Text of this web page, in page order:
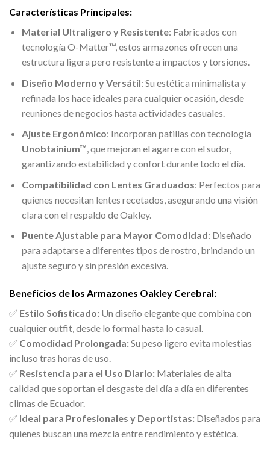
Características Principales:
Material Ultraligero y Resistente: Fabricados con
tecnología O-Matter™, estos armazones ofrecen una
estructura ligera pero resistente a impactos y torsiones.
Diseño Moderno y Versátil: Su estética minimalista y
refinada los hace ideales para cualquier ocasión, desde
reuniones de negocios hasta actividades casuales.
Ajuste Ergonómico: Incorporan patillas con tecnología
Unobtainium™, que mejoran el agarre con el sudor,
garantizando estabilidad y confort durante todo el día.
Compatibilidad con Lentes Graduados: Perfectos para
quienes necesitan lentes recetados, asegurando una visión
clara con el respaldo de Oakley.
Puente Ajustable para Mayor Comodidad: Diseñado
para adaptarse a diferentes tipos de rostro, brindando un
ajuste seguro y sin presión excesiva.
Beneficios de los Armazones Oakley Cerebral:
✅ Estilo Sofisticado: Un diseño elegante que combina con
cualquier outfit, desde lo formal hasta lo casual.
✅ Comodidad Prolongada:Su peso ligero evita molestias
incluso tras horas de uso.
✅ Resistencia para el Uso Diario: Materiales de alta
calidad que soportan el desgaste del día a día en diferentes
climas de Ecuador.
✅ Ideal para Profesionales y Deportistas: Diseñados para
quienes buscan una mezcla entre rendimiento y estética.